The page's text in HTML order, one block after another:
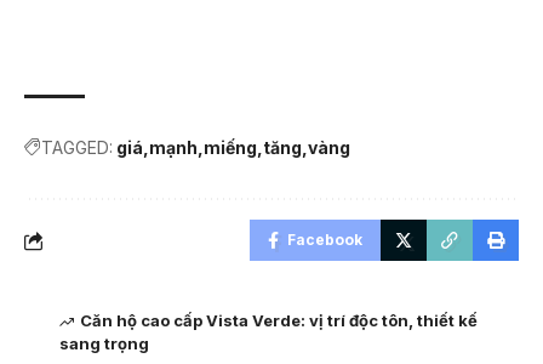
TAGGED: giá mạnh miếng tăng vàng
Facebook
Căn hộ cao cấp Vista Verde: vị trí độc tôn, thiết kế
sang trọng